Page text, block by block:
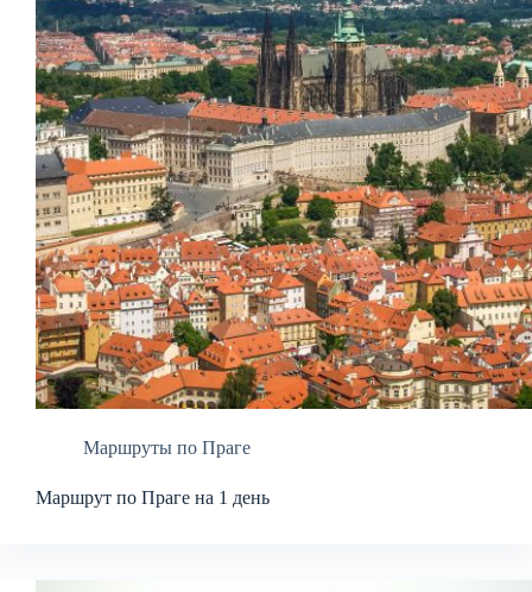
Маршруты по Праге
Маршрут по Праге на 1 день